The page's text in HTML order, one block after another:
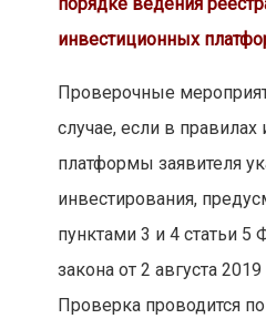
порядке ведения
инвестиционных
Проверочные
случае, если в
платформы заявителя
инвестирования,
пунктами 3 и 4 статьи 5
закона от 2 августа
Проверка проводится